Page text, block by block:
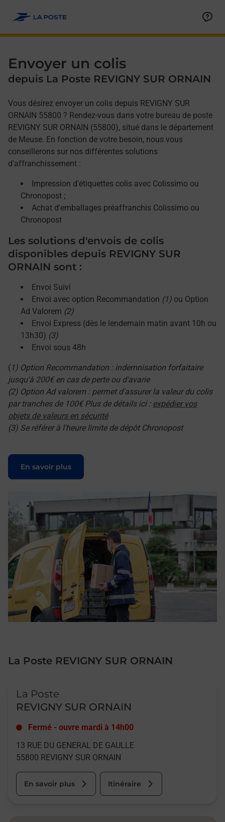
Envoyer un colis
depuis La Poste REVIGNY SUR ORNAIN
Vous désirez envoyer un colis depuis REVIGNY SUR
ORNAIN 55800 ? Rendez-vous dans votre bureau de poste
REVIGNY SUR ORNAIN (55800), situé dans le département
de Meuse. En fonction de votre besoin, nous vous
conseillerons sur nos différentes solutions
d'affranchissement :
Impression d'étiquettes colis avec Colissimo ou
Chronopost ;
Achat d'emballages préaffranchis Colissimo ou
Chronopost
Les solutions d'envois de colis
disponibles depuis REVIGNY SUR
ORNAIN sont :
Envoi Suivi
Envoi avec option Recommandation (1) ou Option
Ad Valorem (2)
Envoi Express (dès le lendemain matin avant 10h ou
13h30) (3)
Envoi sous 48h
( 1) Option Recommandation : indemnisation forfaitaire
jusqu'à 200€ en cas de perte ou d'avarie
(2) Option Ad valorem : permet d'assurer la valeur du colis
par tranches de 100€ Plus de détails ici : expédier vos
objets de valeurs en sécurité
(3) Se référer à l'heure limite de dépôt Chronopost
En savoir plus
Le lien s'ouvre dans un nouvel onglet
La Poste REVIGNY SUR ORNAIN
La Poste
REVIGNY SUR ORNAIN
Fermé - ouvre mardi à 14h00
13 RUE DU GENERAL DE GAULLE
55800 REVIGNY SUR ORNAIN
En savoir plus Itinéraire